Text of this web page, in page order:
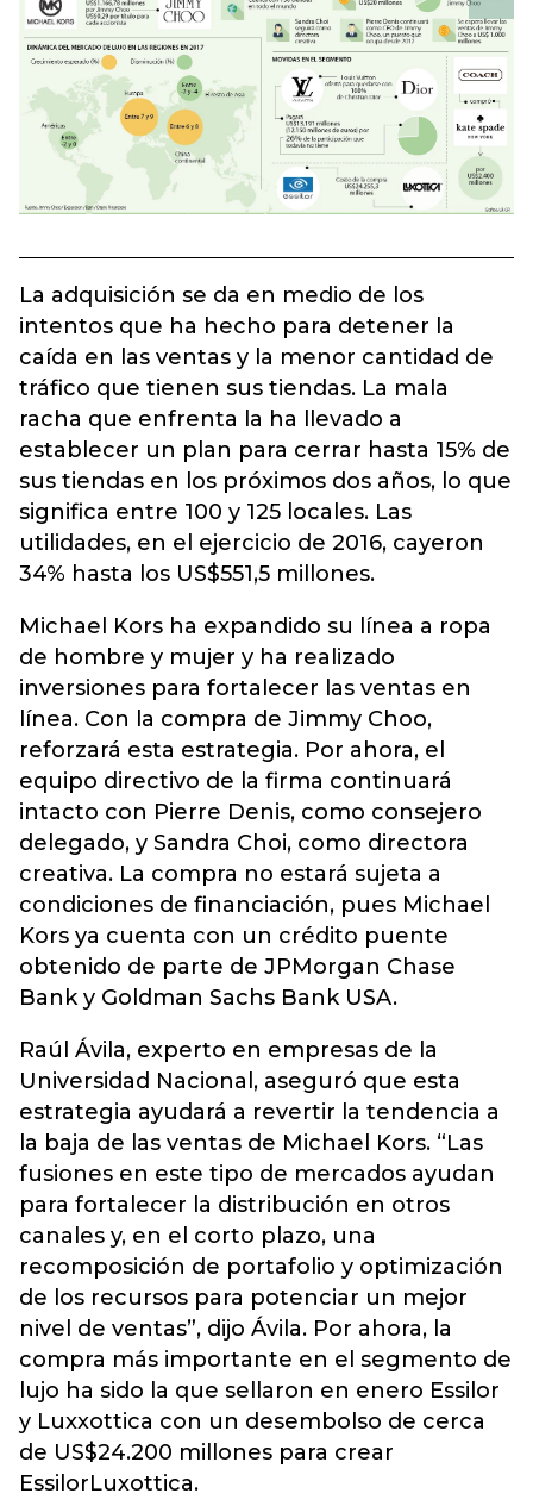
La adquisición se da en medio de los
intentos que ha hecho para detener la
caída en las ventas y la menor cantidad de
tráfico que tienen sus tiendas. La mala
racha que enfrenta la ha llevado a
establecer un plan para cerrar hasta 15% de
sus tiendas en los próximos dos años, lo que
significa entre 100 y 125 locales. Las
utilidades, en el ejercicio de 2016, cayeron
34% hasta los US$551,5 millones.
Michael Kors ha expandido su línea a ropa
de hombre y mujer y ha realizado
inversiones para fortalecer las ventas en
línea. Con la compra de Jimmy Choo,
reforzará esta estrategia. Por ahora, el
equipo directivo de la firma continuará
intacto con Pierre Denis, como consejero
delegado, y Sandra Choi, como directora
creativa. La compra no estará sujeta a
condiciones de financiación, pues Michael
Kors ya cuenta con un crédito puente
obtenido de parte de JPMorgan Chase
Bank y Goldman Sachs Bank USA.
Raúl Ávila, experto en empresas de la
Universidad Nacional, aseguró que esta
estrategia ayudará a revertir la tendencia a
la baja de las ventas de Michael Kors. “Las
fusiones en este tipo de mercados ayudan
para fortalecer la distribución en otros
canales y, en el corto plazo, una
recomposición de portafolio y optimización
de los recursos para potenciar un mejor
nivel de ventas”, dijo Ávila. Por ahora, la
compra más importante en el segmento de
lujo ha sido la que sellaron en enero Essilor
y Luxxottica con un desembolso de cerca
de US$24.200 millones para crear
EssilorLuxottica.